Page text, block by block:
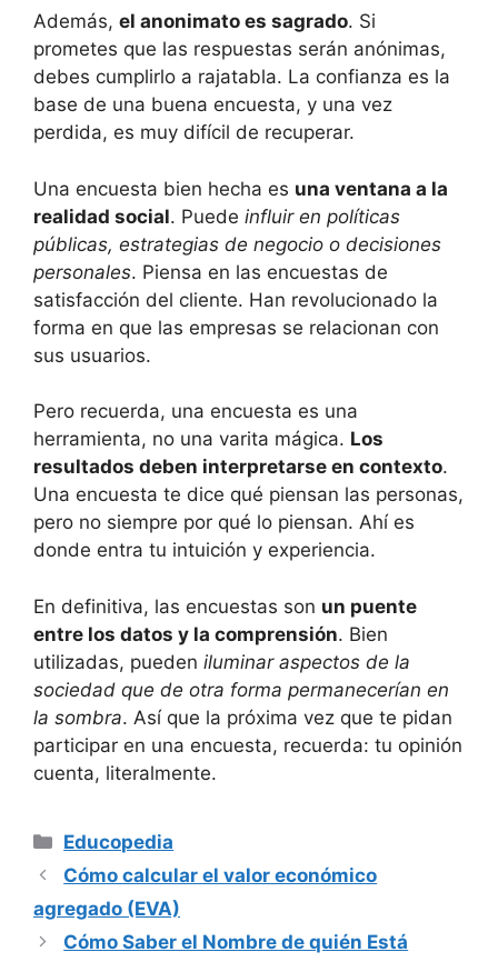
Además, el anonimato es sagrado. Si
prometes que las respuestas serán anónimas,
debes cumplirlo a rajatabla. La confianza es la
base de una buena encuesta, y una vez
perdida, es muy difícil de recuperar.
Una encuesta bien hecha es una ventana a la
realidad social. Puede influir en políticas
públicas, estrategias de negocio o decisiones
personales. Piensa en las encuestas de
satisfacción del cliente. Han revolucionado la
forma en que las empresas se relacionan con
sus usuarios.
Pero recuerda, una encuesta es una
herramienta, no una varita mágica. Los
resultados deben interpretarse en contexto.
Una encuesta te dice qué piensan las personas,
pero no siempre por qué lo piensan. Ahí es
donde entra tu intuición y experiencia.
En definitiva, las encuestas son un puente
entre los datos y la comprensión. Bien
utilizadas, pueden iluminar aspectos de la
sociedad que de otra forma permanecerían en
la sombra. Así que la próxima vez que te pidan
participar en una encuesta, recuerda: tu opinión
cuenta, literalmente.
Categorías
Educopedia
Cómo calcular el valor económico
agregado (EVA)
Cómo Saber el Nombre de quién Está